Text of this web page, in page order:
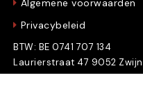
Algemene voorwaarden
Privacybeleid
BTW: BE 0741 707 134
Laurierstraat 47 9052